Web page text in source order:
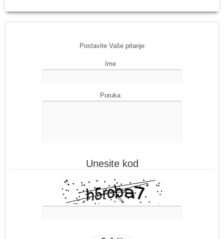
Postavite Vaše pitanje
Ime
Poruka
Unesite kod